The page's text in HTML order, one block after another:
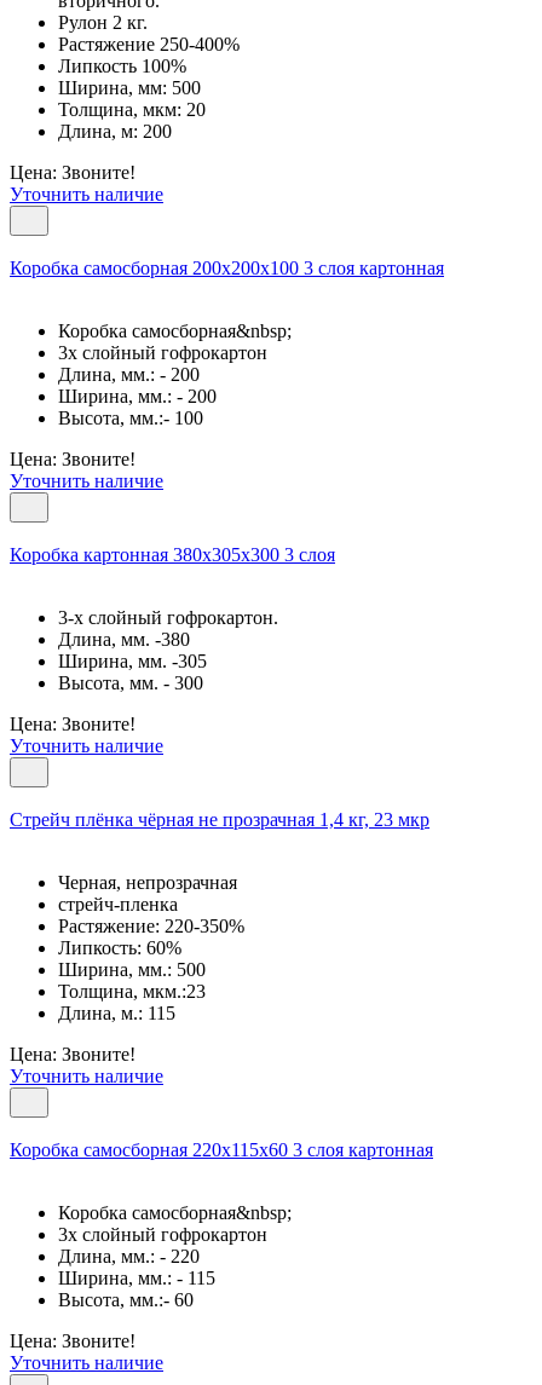
Рулон 2 кг.
Растяжение 250-400%
Липкость 100%
Ширина, мм: 500
Толщина, мкм: 20
Длина, м: 200
Цена: Звоните!
Уточнить наличие
Коробка самосборная 200х200х100 3 слоя картонная
Коробка самосборная&nbsp;
3х слойный гофрокартон
Длина, мм.: - 200
Ширина, мм.: - 200
Высота, мм.:- 100
Цена: Звоните!
Уточнить наличие
Коробка картонная 380х305х300 3 слоя
3-х слойный гофрокартон.
Длина, мм. -380
Ширина, мм. -305
Высота, мм. - 300
Цена: Звоните!
Уточнить наличие
Cтрейч плёнка чёрная не прозрачная 1,4 кг, 23 мкр
Черная, непрозрачная
стрейч-пленка
Растяжение: 220-350%
Липкость: 60%
Ширина, мм.: 500
Толщина, мкм.:23
Длина, м.: 115
Цена: Звоните!
Уточнить наличие
Коробка самосборная 220х115х60 3 слоя картонная
Коробка самосборная&nbsp;
3х слойный гофрокартон
Длина, мм.: - 220
Ширина, мм.: - 115
Высота, мм.:- 60
Цена: Звоните!
Уточнить наличие